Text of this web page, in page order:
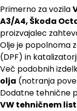
Primerno za vozila
A3/A4, Škoda
proizvajalec
Olje je popolnoma
(DPF) in
Več podobnih
olja (notranja
Dodatne tehnične
VW tehničnem